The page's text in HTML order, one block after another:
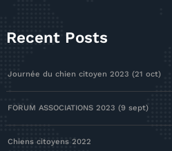
Recent Posts
Journée du chien citoyen 2023 (21 oct)
FORUM ASSOCIATIONS 2023 (9 sept)
Chiens citoyens 2022